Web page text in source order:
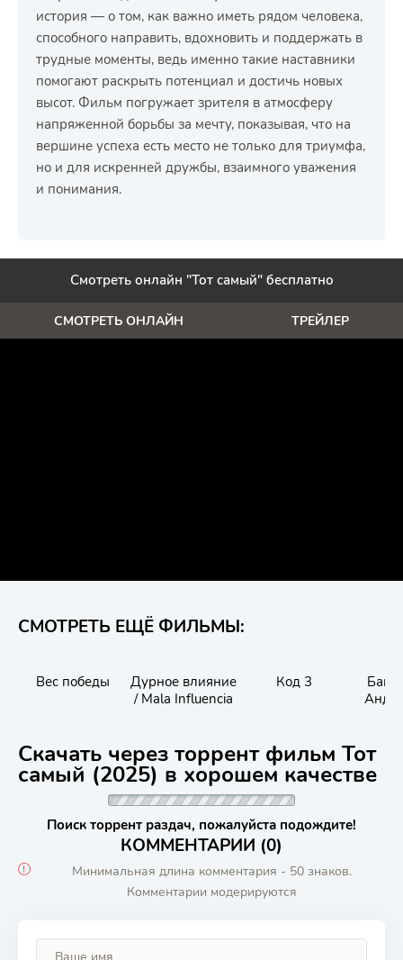
история — о том, как важно иметь рядом человека,
способного направить, вдохновить и поддержать в
трудные моменты, ведь именно такие наставники
помогают раскрыть потенциал и достичь новых
высот. Фильм погружает зрителя в атмосферу
напряженной борьбы за мечту, показывая, что на
вершине успеха есть место не только для триумфа,
но и для искренней дружбы, взаимного уважения
и понимания.
Смотреть онлайн "Тот самый" бесплатно
СМОТРЕТЬ ОНЛАЙН ТРЕЙЛЕР
СМОТРЕТЬ ЕЩЁ ФИЛЬМЫ:
Вес победы
Дурное влияние
/ Mala Influencia
Код 3
Скачать через торрент фильм Тот
самый (2025) в хорошем качестве
Поиск торрент раздач, пожалуйста подождите!
КОММЕНТАРИИ (0)
Минимальная длина комментария - 50 знаков.
Комментарии модерируются